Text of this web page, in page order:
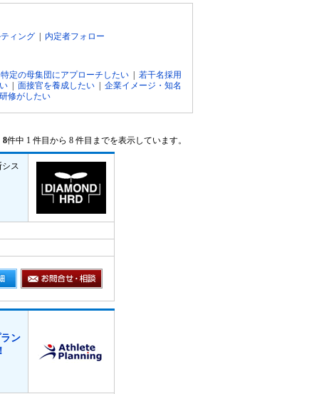
ィング 内定者フォロー
特定の母集団にアプローチしたい
若干名採用
面接官を養成したい
企業イメージ・知名
修がしたい
8件中 1 件目から 8 件目までを表示しています。
ス
ン